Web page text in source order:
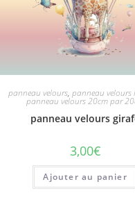
panneau velours, panneau velours
panneau velours 20cm par
panneau velours
3,00€
Ajouter au panier